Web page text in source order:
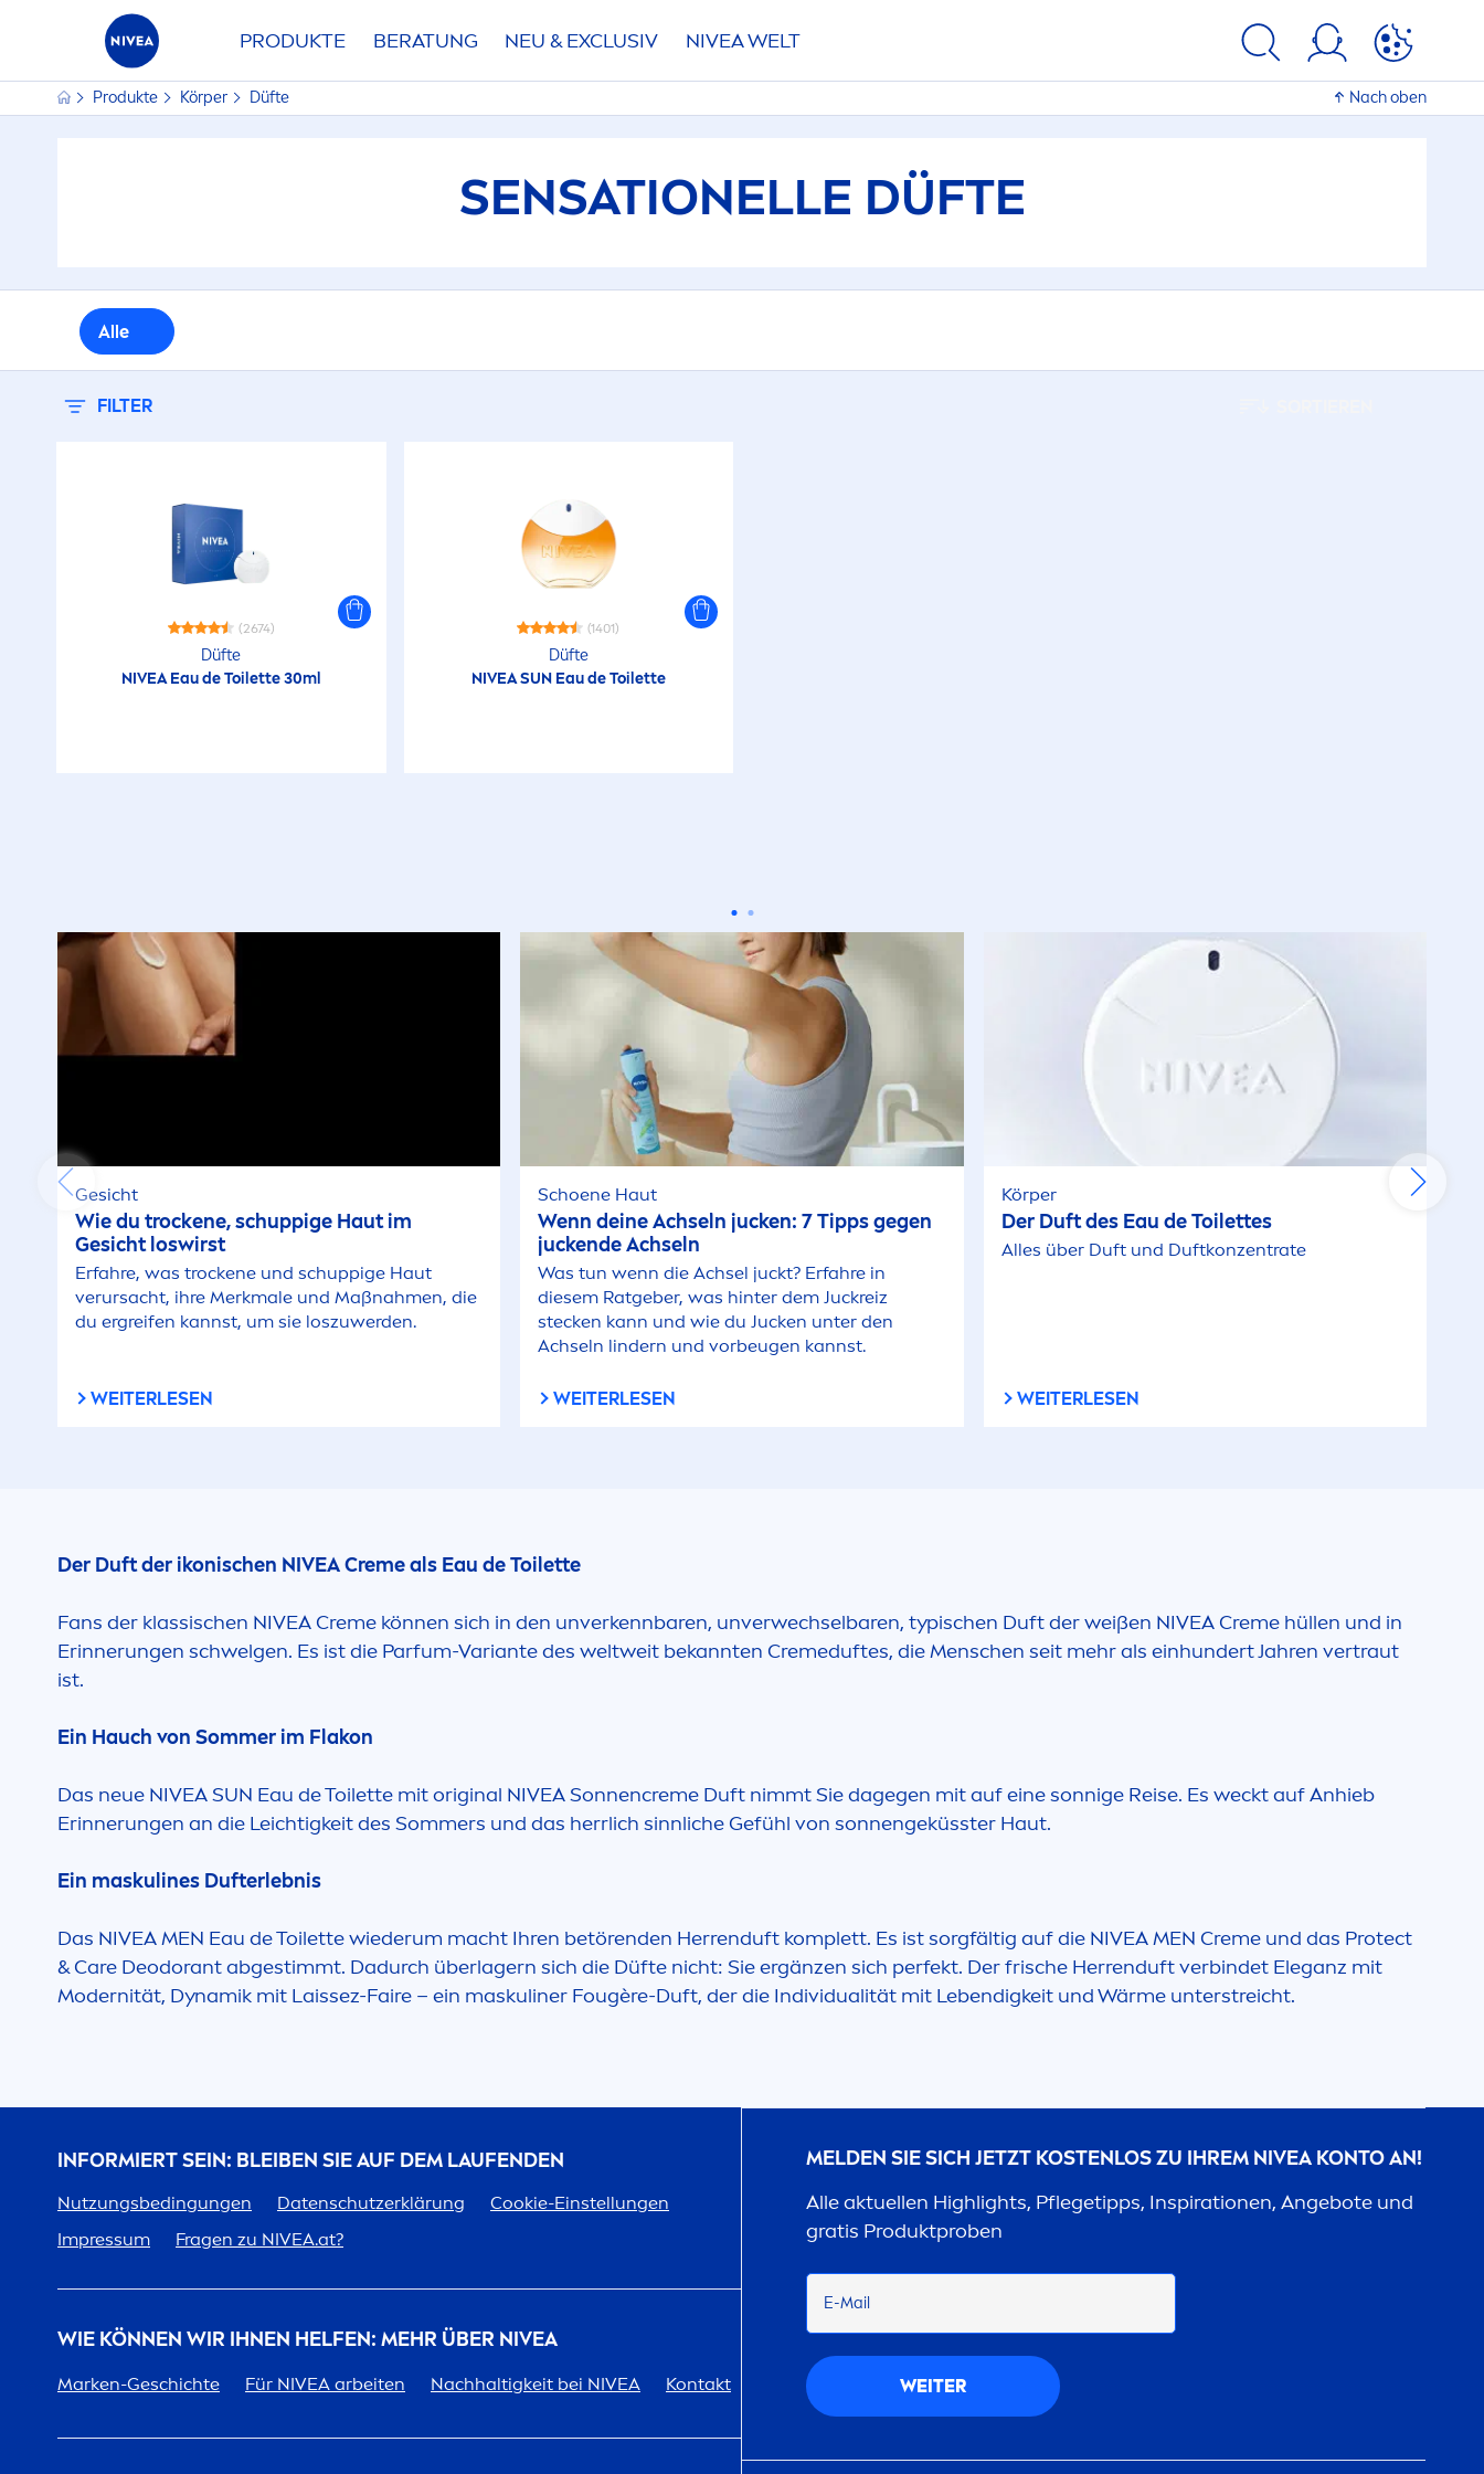
PRODUKTE BERATUNG NEU & EXCLUSIV NIVEAWELT
Produkte Körper Düfte Nach oben
SENSATIONELLE DÜFTE
Alle
FILTER
FILTER
NIVEA Duft Geschenke
(2674)
Düfte
NIVEAEau de Toilette 30ml
(1401)
Düfte
NIVEASUNEau de Toilette
Gesicht
Wie du trockene, schuppige Haut im
Gesicht loswirst
Erfahre, was trockene und schuppige Haut
verursacht, ihre Merkmale und Maßnahmen, die
du ergreifen kannst, um sie loszuwerden.
WEITERLESEN
Schoene Haut
Wenn deine Achseln jucken: 7 Tipps gegen
juckende Achseln
Was tun wenn die Achsel juckt? Erfahre in
diesem Ratgeber, was hinter dem Juckreiz
stecken kann und wie du Jucken unter den
Achseln lindern und vorbeugen kannst.
WEITERLESEN
Körper
Der Duft des Eau de Toilettes
Alles über Duft und Duftkonzentrate
WEITERLESEN
Der Duft der ikonischen NIVEACremeals Eau de Toilette
Fans der klassischen NIVEA Creme können sich in den unverkennbaren, unverwechselbaren, typischen Duft der weißen NIVEA Creme hüllen und in
Erinnerungen schwelgen. Es ist die Parfum-Variante des weltweit bekannten Cremeduftes, dieMenschen seit mehr als einhundert Jahren vertraut
ist.
Ein Hauch von Sommer im Flakon
Das neue NIVEASUN Eau de Toilette mitoriginal NIVEASonnencreme Duft nimmt Sie dagegen mit auf eine sonnige Reise. Es weckt auf Anhieb
Erinnerungen an die Leichtigkeit des Sommers und das herrlich sinnliche Gefühl von sonnengeküsster Haut.
Ein maskulines Dufterlebnis
Das NIVEAMEN Eau de Toilette wiederum macht Ihren betörenden Herrenduft komplett. Es ist sorgfältig auf die NIVEAMEN Creme und das Protect
&Care Deodorant abgestimmt. Dadurch überlagern sich die Düfte nicht: Sie ergänzen sich perfekt. Der frische Herrenduft verbindet Eleganz mit
Modernität, Dynamik mit Laissez-Faire – ein maskuliner Fougère-Duft, der die Individualität mit Lebendigkeit und Wärme unterstreicht.
INFORMIERT SEIN: BLEIBEN SIE AUF DEM LAUFENDEN
Nutzungsbedingungen Datenschutzerklärung
Cookie-Einstellungen
Impressum
Fragen zu NIVEA.at?
WIE KÖNNEN WIR IHNEN HELFEN: MEHR ÜBER NIVEA
Marken-Geschichte Für NIVEA arbeiten Nachhaltigkeit bei NIVEA Kontakt
MELDEN SIE SICH JETZT KOSTENLOS ZU IHREM NIVEA KONTO AN!
Alle aktuellen Highlights, Pflegetipps, Inspirationen, Angebote und
gratis Produktproben
E-Mail
WEITER